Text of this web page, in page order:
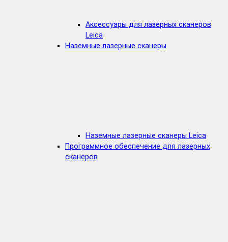
Аксессуары для лазерных сканеров
Leica
Наземные лазерные сканеры
Наземные лазерные сканеры Leica
Программное обеспечение для лазерных
сканеров